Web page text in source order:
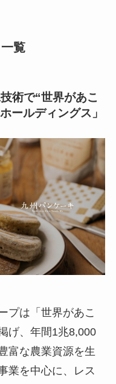
覧
術で“世界があこ
ールディングス」
プは「世界があこ
げ、年間1兆8,000
富な農業資源を生
業を中心に、レス